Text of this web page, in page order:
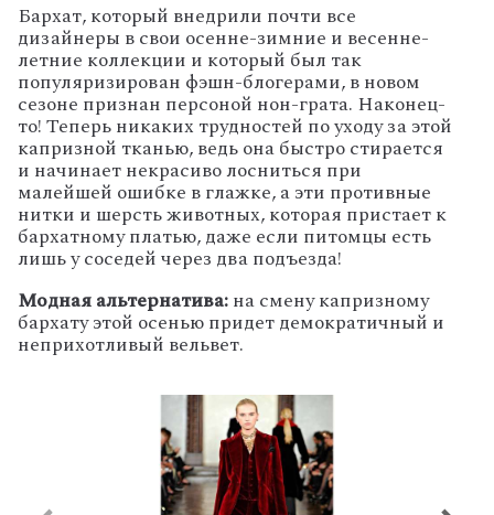
Бархат, который внедрили почти все
дизайнеры в свои осенне-зимние и весенне-
летние коллекции и который был так
популяризирован фэшн-блогерами, в новом
сезоне признан персоной нон-грата. Наконец-
то! Теперь никаких трудностей по уходу за этой
капризной тканью, ведь она быстро стирается
и начинает некрасиво лосниться при
малейшей ошибке в глажке, а эти противные
нитки и шерсть животных, которая пристает к
бархатному платью, даже если питомцы есть
лишь у соседей через два подъезда!
Модная альтернатива:на смену капризному
бархату этой осенью придет демократичный и
неприхотливый вельвет.